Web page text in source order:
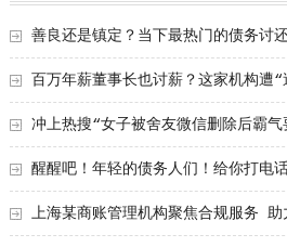
善良还是镇定？当下最热门的债务讨
百万年薪董事长也讨薪？这家机构遭“
发生了什么？
冲上热搜“女子被舍友微信删除后霸
钱”引人深思
醒醒吧！年轻的债务人们！给你打电
是“催收”哦！
上海某商账管理机构聚焦合规服务 助